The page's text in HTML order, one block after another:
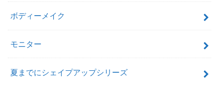
ボディーメイク
モニター
夏までにシェイプアップシリーズ